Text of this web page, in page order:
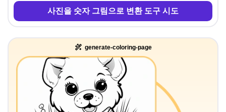
사진을 숫자 그림으로 변환 도구 시도
generate-coloring-page